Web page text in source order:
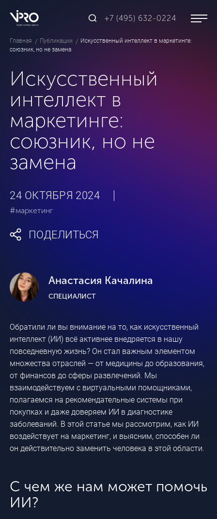
+7 (495) 632-0224
Главная Публикации
Искусственный интеллект в маркетинге:
союзник, но не замена
Искусственный
интеллект в
маркетинге:
союзник, но не
замена
24 ОКТЯБРЯ 2024
#маркетинг
ПОДЕЛИТЬСЯ
Анастасия Качалина
СПЕЦИАЛИСТ
Обратили ли вы внимание на то, как искусственный
интеллект (ИИ) всё активнее внедряется в нашу
повседневную жизнь? Он стал важным элементом
множества отраслей — от медицины до образования,
от финансов до сферы развлечений. Мы
взаимодействуем с виртуальными помощниками,
полагаемся на рекомендательные системы при
покупках и даже доверяем ИИ в диагностике
заболеваний. В этой статье мы рассмотрим, как ИИ
воздействует на маркетинг, и выясним, способен ли
он действительно заменить человека в этой области.
C чем же нам может помочь
ИИ?